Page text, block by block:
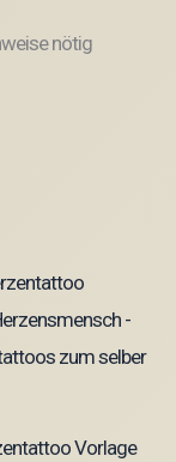
nötig
Vorlage